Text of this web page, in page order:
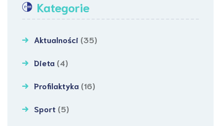
Kategorie
Aktualności (35)
Dieta (4)
Profilaktyka (16)
Sport (5)